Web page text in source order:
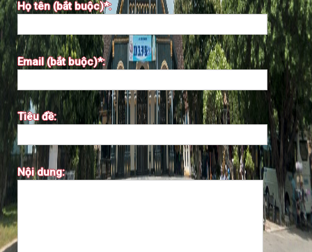
Họ tên (bắt buộc)*:
Email (bắt buộc)*:
Tiêu đề:
Nội dung: